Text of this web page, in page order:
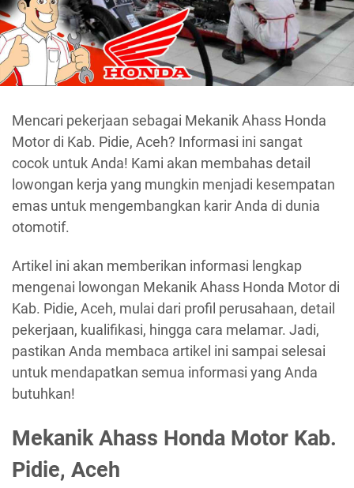
Mencari pekerjaan sebagai Mekanik Ahass Honda
Motor di Kab. Pidie, Aceh? Informasi ini sangat
cocok untuk Anda! Kami akan membahas detail
lowongan kerja yang mungkin menjadi kesempatan
emas untuk mengembangkan karir Anda di dunia
otomotif.
Artikel ini akan memberikan informasi lengkap
mengenai lowongan Mekanik Ahass Honda Motor di
Kab. Pidie, Aceh, mulai dari profil perusahaan, detail
pekerjaan, kualifikasi, hingga cara melamar. Jadi,
pastikan Anda membaca artikel ini sampai selesai
untuk mendapatkan semua informasi yang Anda
butuhkan!
Mekanik Ahass Honda Motor Kab.
Pidie, Aceh